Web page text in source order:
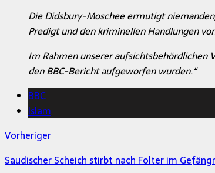
Die Didsbury-Moschee ermutigt
Predigt und den kriminellen Handlungen
Im Rahmen unserer aufsichtsbehördlichen
den BBC-Bericht aufgeworfen wurden.“
BBC
Islam
Vorheriger
Saudischer Scheich stirbt nach Folter im